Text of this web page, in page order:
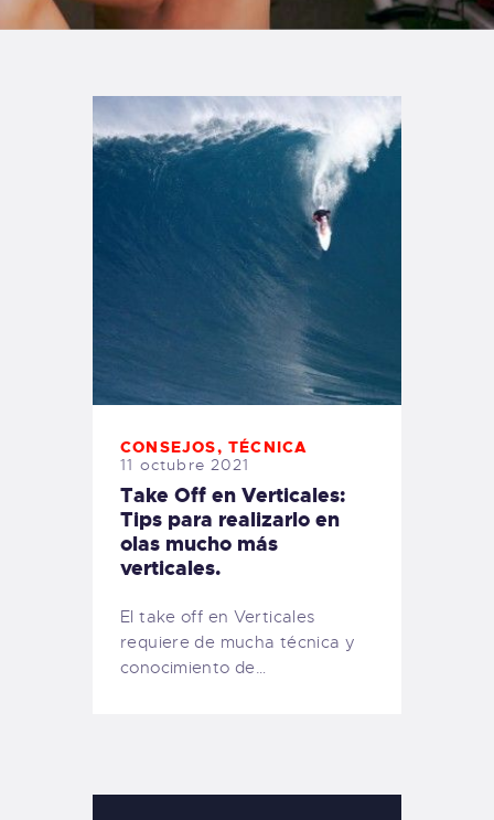
TIENDA FAMILY SURFERS
CONSEJOS,TÉCNICA
11 octubre 2021
Take Off en Verticales:
Tips para realizarlo en
olas mucho más
verticales.
El take off en Verticales
requiere de mucha técnica y
conocimiento de…